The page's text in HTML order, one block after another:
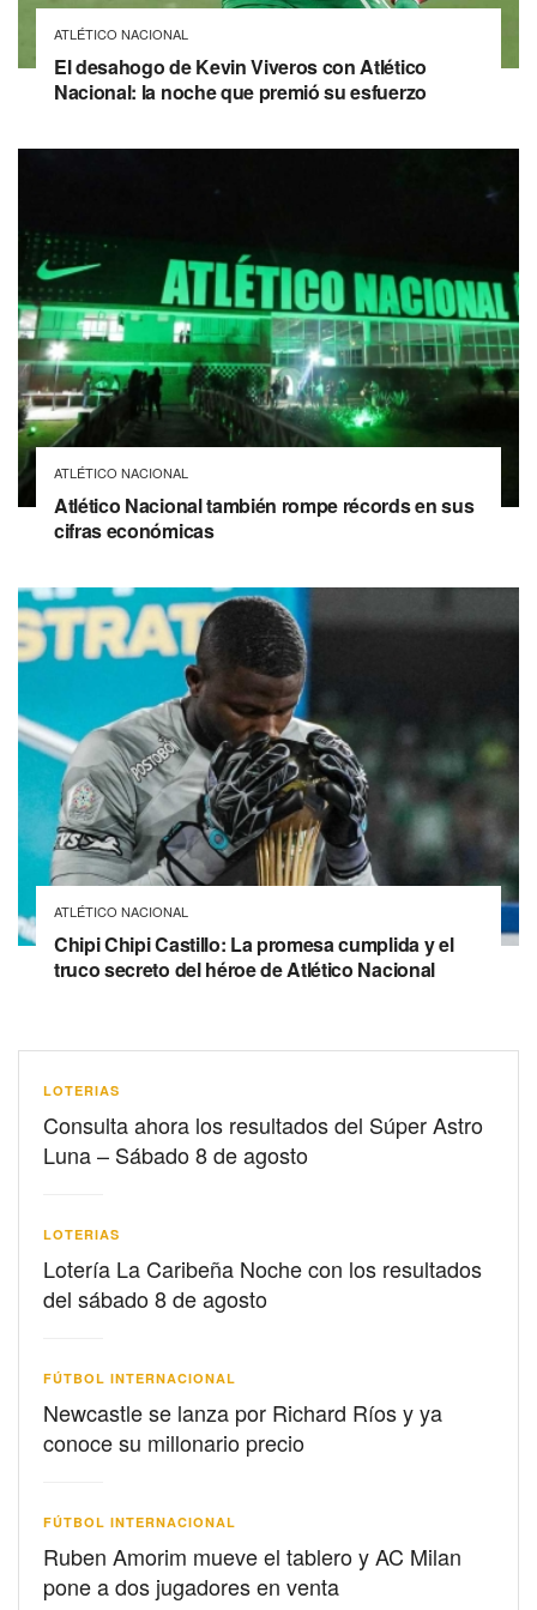
ATLÉTICO NACIONAL
El desahogo de Kevin Viveros con Atlético
Nacional: la noche que premió su esfuerzo
ATLÉTICO NACIONAL
Atlético Nacional también rompe récords en sus
cifras económicas
ATLÉTICO NACIONAL
Chipi Chipi Castillo: La promesa cumplida y el
truco secreto del héroe de Atlético Nacional
LOTERIAS
Consulta ahora los resultados del Súper Astro
Luna – Sábado 8 de agosto
LOTERIAS
Lotería La Caribeña Noche con los resultados
del sábado 8 de agosto
FÚTBOL INTERNACIONAL
Newcastle se lanza por Richard Ríos y ya
conoce su millonario precio
FÚTBOL INTERNACIONAL
Ruben Amorim mueve el tablero y AC Milan
pone a dos jugadores en venta